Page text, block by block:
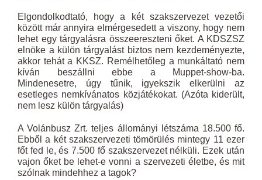
Elgondolkodtató, hogy a két szakszervezet vezetői
között már annyira elmérgesedett a viszony, hogy nem
lehet egy tárgyalásra összeereszteni őket. A KDSZSZ
elnöke a külön tárgyalást biztos nem kezdeményezte,
akkor tehát a KKSZ. Remélhetőleg a munkáltató nem
kíván beszállni ebbe a Muppet-show-ba.
Mindenesetre, úgy tűnik, igyekszik elkerülni az
esetleges nemkívánatos közjátékokat. (Azóta kiderült,
nem lesz külön tárgyalás)
A Volánbusz Zrt. teljes állományi létszáma 18.500 fő.
Ebből a két szakszervezeti tömörülés mintegy 11 ezer
főt fed le, és 7.500 fő szakszervezet nélküli. Ezek után
vajon őket be lehet-e vonni a szervezeti életbe, és mit
szólnak mindehhez a tagok?